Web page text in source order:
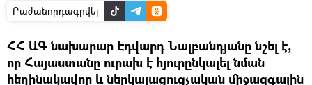
Բաժանորդագրվել
ՀՀ ԱԳ նախարար Էդվարդ Նալբանդյանը նշել է,
որ Հայաստանը ուրախ է հյուրընկալել նման
հեղինակավոր և ներկայացուցչական միջազգային